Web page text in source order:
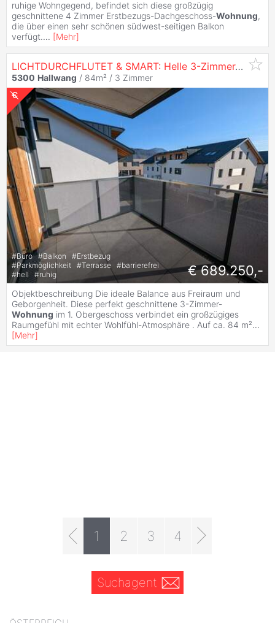
ruhige Wohngegend, befindet sich diese großzügig
geschnittene 4 Zimmer Erstbezugs-Dachgeschoss-Wohnung,
die über einen sehr schönen südwest-seitigen Balkon
verfügt.... [Mehr]
LICHTDURCHFLUTET & SMART: Helle 3-Zimmer-Erstbezugs-
5300 Hallwang / 84m² / 3 Zimmer
#Büro #Balkon #Erstbezug
#Parkmöglichkeit #Terrasse #barrierefrei
#hell #ruhig € 689.250,-
Objektbeschreibung Die ideale Balance aus Freiraum und
Geborgenheit. Diese perfekt geschnittene 3-Zimmer-
Wohnung im 1. Obergeschoss verbindet ein großzügiges
Raumgefühl mit echter Wohlfühl-Atmosphäre . Auf ca. 84 m²...
[Mehr]
1 2 3 4
Suchagent